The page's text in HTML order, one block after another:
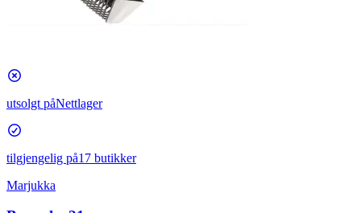
utsolgt påNettlager
tilgjengelig på17 butikker
Marjukka